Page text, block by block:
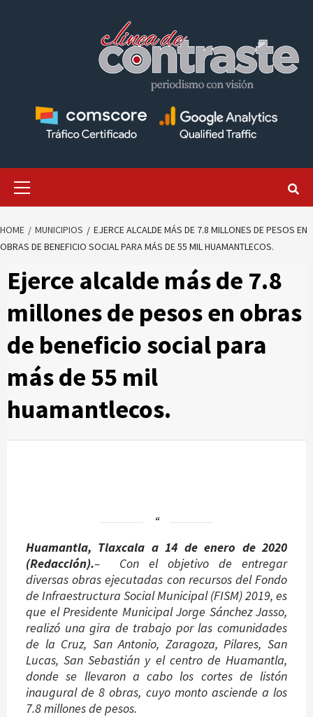
HOME MUNICIPIOS
EJERCE ALCALDE MÁS DE 7.8 MILLONES DE PESOS EN
OBRAS DE BENEFICIO SOCIAL PARA MÁS DE 55 MIL HUAMANTLECOS.
Ejerce alcalde más de 7.8
millones de pesos en obras
de beneficio social para
más de 55 mil
huamantlecos.
Huamantla, Tlaxcala a 14 de enero de 2020
(Redacción).– Con el objetivo de entregar
diversas obras ejecutadas con recursos del Fondo
de Infraestructura Social Municipal (FISM) 2019, es
que el Presidente Municipal Jorge Sánchez Jasso,
realizó una gira de trabajo por las comunidades
de la Cruz, San Antonio, Zaragoza, Pilares, San
Lucas, San Sebastián y el centro de Huamantla,
donde se llevaron a cabo los cortes de listón
inaugural de 8 obras, cuyo monto asciende a los
7.8 millones de pesos.